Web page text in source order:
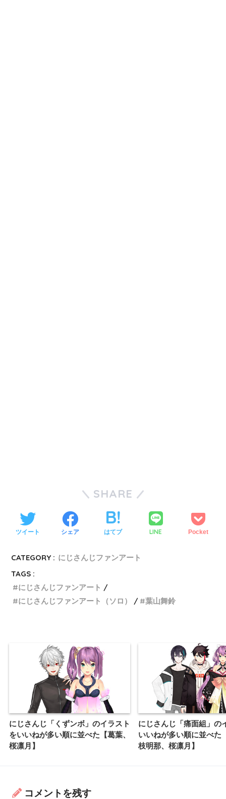
SHARE
ツイート シェア はてブ LINE Pocket
CATEGORY : にじさんじファンアート
TAGS :
にじさんじファンアート
にじさんじファンアート（ソロ）
葉山舞鈴
にじさんじ「くずンボ」のイラスト
をいいねが多い順に並べた【葛葉、
桜凛月】
にじさんじ「痛面組」の
いいねが多い順に並べた
枝明那、桜凛月】
コメントを残す